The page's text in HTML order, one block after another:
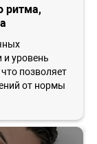
ритма,
и уровень
позволяет
от нормы